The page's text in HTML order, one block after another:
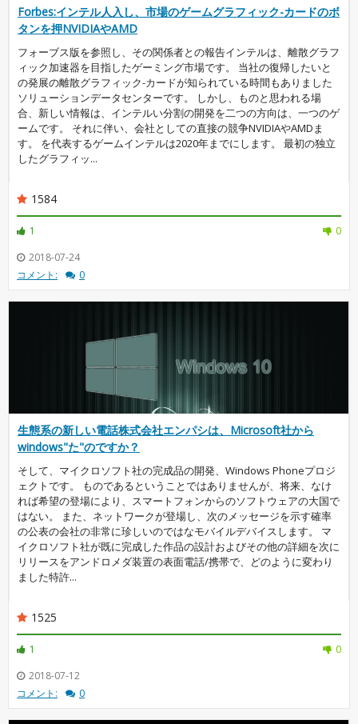
Forbes:インテル人入し、市場のゲームグラフィック-カードのボ
タンを押NVIDIAやAMD
フォーブス版を参照し、その関係者との報告インテルは、離散グラフ
ィック加速器を目指したゲーミング市場です。 当社の復帰したいと
の発展の離散グラフィック-カードが知られている時間もありました
ソリューションデータセンターです。 しかし、ものと思われる場
合、新しい情報は、インテルい分割の開発を二つの方向は、一つのゲ
ームです。 それに伴い、会社としての直接の競争NVIDIAやAMDま
す。 を代表するゲームインテルは2020年までにします。 最初の独立
したグラフィッ...
1584
1
0
2018-07-24
コメント:
0
生態系の新しい電話株式会社エンパシは、Microsoft社から
windows"た"のですか？
そして、マイクロソフト社の完成品の開発、Windows Phoneプロジ
ェクトです。 ものであるということではありませんが、将来、なけ
れば希望の登場により、スマートフォンからのソフトウェアの大国で
はない。 また、ネットワークが登場し、次のメッセージを示す確率
の公表の会社の非常に珍しいのではなモバイルデバイスします。 マ
イクロソフト社が既に完成した作品の設計およびその他の詳細を次に
リリースをアンドロメダ装置の表面電話/携帯で、どのように変わり
ました特許...
1525
1
0
2018-07-12
コメント:
0